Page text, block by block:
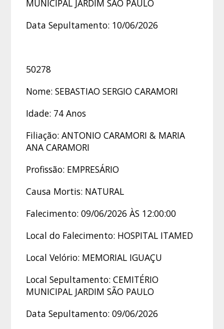
MUNICIPAL JARDIM SÃO PAULO
Data Sepultamento: 10/06/2026
50278
Nome: SEBASTIAO SERGIO CARAMORI
Idade: 74 Anos
Filiação: ANTONIO CARAMORI & MARIA
ANA CARAMORI
Profissão: EMPRESÁRIO
Causa Mortis: NATURAL
Falecimento: 09/06/2026 ÀS 12:00:00
Local do Falecimento: HOSPITAL ITAMED
Local Velório: MEMORIAL IGUAÇU
Local Sepultamento: CEMITÉRIO
MUNICIPAL JARDIM SÃO PAULO
Data Sepultamento: 09/06/2026